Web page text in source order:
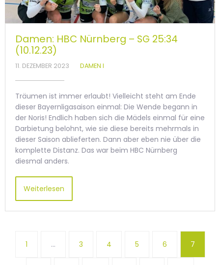
Damen: HBC Nürnberg – SG 25:34
(10.12.23)
11. DEZEMBER 2023 DAMEN I
Träumen ist immer erlaubt! Vielleicht steht am Ende
dieser Bayernligasaison einmal: Die Wende begann in
der Noris! Endlich haben sich die Mädels einmal für eine
Darbietung belohnt, wie sie diese bereits mehrmals in
dieser Saison ablieferten. Dann aber eben nie über die
komplette Distanz. Das war beim HBC Nürnberg
diesmal anders.
Weiterlesen
1 … 3 4 5 6 7